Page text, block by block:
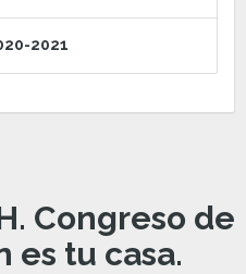
2021
Congreso de
es tu casa.